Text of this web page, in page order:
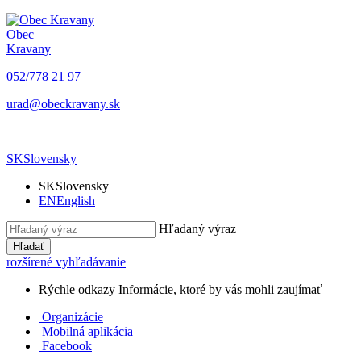
Obec
Kravany
052/778 21 97
urad@obeckravany.sk
SKSlovensky
SKSlovensky
ENEnglish
Hľadaný výraz
Hľadať
rozšírené vyhľadávanie
Rýchle odkazy Informácie, ktoré by vás mohli zaujímať
Organizácie
Mobilná aplikácia
Facebook